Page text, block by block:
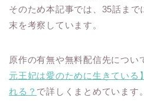
そのため本記事では、35話ま
末を考察しています。
原作の有無や無料配信先につい
元王妃は愛のために生きている
れる？ で詳しくまとめています。